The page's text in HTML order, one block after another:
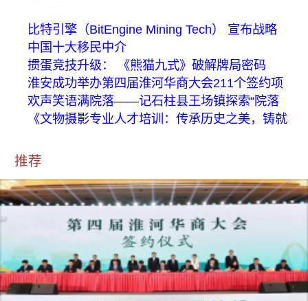
比特引擎（BitEngine Mining Tech） 宣布战略
中国十大移民中介
掼蛋竞技升级： 《熊猫九式》破解牌局密码
淮安成功举办第四届淮河华商大会211个签约项
欢声笑语满院落——记石柱县王场镇探索“院落
《文物摄影专业人才培训：传承历史之美，铸就
推荐